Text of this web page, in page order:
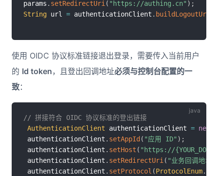
params . setRedirectUri ( "https://authing.cn" ) ;
String url = authenticationClient . buildLogoutUrl
使用 OIDC 协议标准链接退出登录，需要传入当前用户
的 Id token，且登出回调地址必须与控制台配置的一
致：
// 拼接符合 OIDC 协议标准的登出链接
AuthenticationClient authenticationClient = new
authenticationClient . setAppId ( "应用 ID" ) ;
authenticationClient . setHost ( "https://
authenticationClient . setRedirectUri ( "业务回调地址"
authenticationClient . setProtocol (ProtocolEnum.